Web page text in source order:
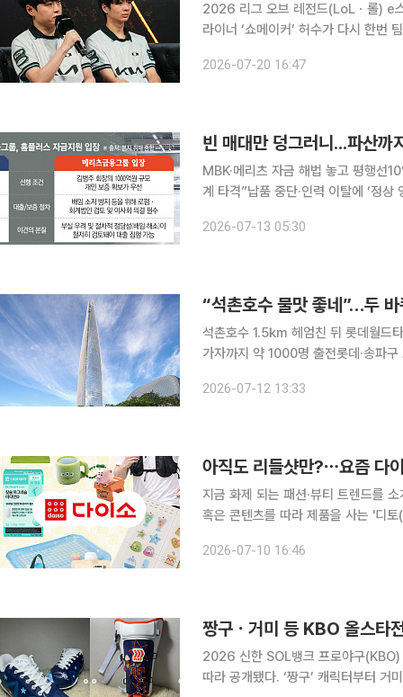
2026 리그 오브 레전드(LoLㆍ롤) e
라이너 ‘쇼메이커’ 허수가 다시 한번 팀에 남겠다는 의
묻는 질문에 “진짜 심사숙고해서 한
2026-07-20 16:47
MBK·메리츠 자금 해법 놓고 평행선
계 타격”납품 중단·인력 이탈에 ‘정상 영업’ 위태 홈플러스의 명운은 이제
즉시항고해야만 파산 수순을 면할 수
2026-07-13 05:30
석촌호수 1.5㎞ 헤엄친 뒤 롯데월드
가자까지 약 1000명 출전롯데·송파구
이 사람들로 붐볐다. 주말이면 러닝과
2026-07-12 13:33
아직도 리들샷만?⋯요즘 다
지금 화제 되는 패션·뷰티 트렌드를
혹은 콘텐츠를 따라 제품을 사는 '디
시 필수로 방문하는 코스가 됐습니다.
2026-07-10 16:46
짱구ㆍ거미 등 KBO 올스타
2026 신한 SOL뱅크 프로야구(KBO)
따라 공개됐다. ‘짱구’ 캐릭터부터 거